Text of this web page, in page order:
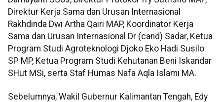
Direktur Kerja Sama dan Urusan Internasional
Rakhdinda Dwi Artha Qairi MAP, Koordinator Kerja
Sama dan Urusan Internasional Dr (cand) Sadar, Ketua
Program Studi Agroteknologi Djoko Eko Hadi Susilo
SP MP, Ketua Program Studi Kehutanan Beni Iskandar
SHut MSi, serta Staf Humas Nafa Aqla Islami MA.
Sebelumnya, Wakil Gubernur Kalimantan Tengah, Edy